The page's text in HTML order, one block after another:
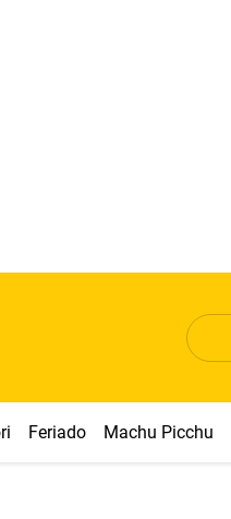
Feriado Machu Picchu